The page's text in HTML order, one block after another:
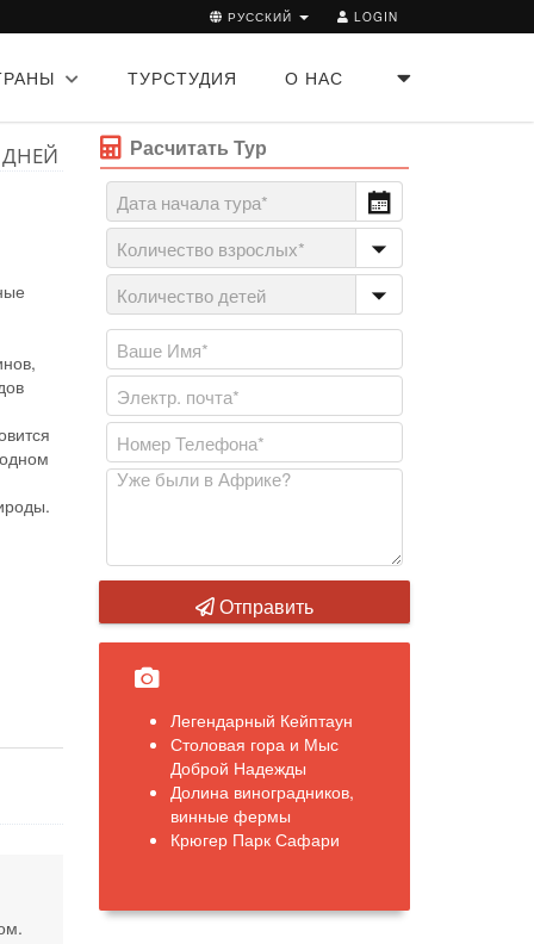
LOGIN
РУССКИЙ
ТУРСТУДИЯ О НАС
ДНЕЙ Расчитать Тур
Отправить
Легендарный Кейптаун
Столовая гора и Мыс
Доброй Надежды
Долина виноградников,
винные фермы
Крюгер Парк Сафари